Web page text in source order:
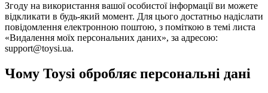
Згоду на використання вашої особистої інформації ви можете
відкликати в будь-який момент. Для цього достатньо надіслати
повідомлення електронною поштою, з поміткою в темі листа
«Видалення моїх персональних даних», за адресою:
support@toysi.ua.
Чому Toysi обробляє персональні дані